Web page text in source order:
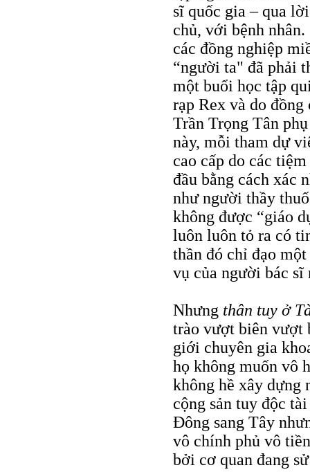
sĩ quốc gia – qua
chủ, với bệnh
các đồng nghiệp
“người ta" đã phải
một buổi học tập
rạp Rex và do
Trần Trọng Tân
này, mỗi tham dự
cao cấp do các
đầu bằng cách xác
như người thầy
không được “giáo
luôn luôn tỏ ra có
thần đó chỉ đạo
vụ của người bác sĩ
Nhưng thân tuy ở
trào vượt biên vượt
giới chuyên gia
họ không muốn vô
không hề xây dựng
cộng sản tuy độc
Đông sang Tây
vô chính phủ vô
bởi cơ quan đang